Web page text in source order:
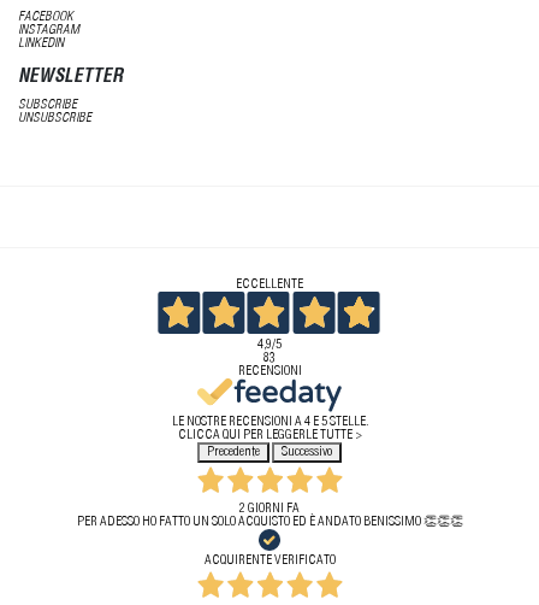
FACEBOOK
INSTAGRAM
LINKEDIN
NEWSLETTER
SUBSCRIBE
UNSUBSCRIBE
ECCELLENTE
4,9/5
83
RECENSIONI
LE NOSTRE RECENSIONI A 4 E 5 STELLE.
CLICCA QUI PER LEGGERLE TUTTE >
Precedente
Successivo
2 GIORNI FA
PER ADESSO HO FATTO UN SOLO ACQUISTO ED È ANDATO BENISSIMO 👏👏👏
ACQUIRENTE VERIFICATO